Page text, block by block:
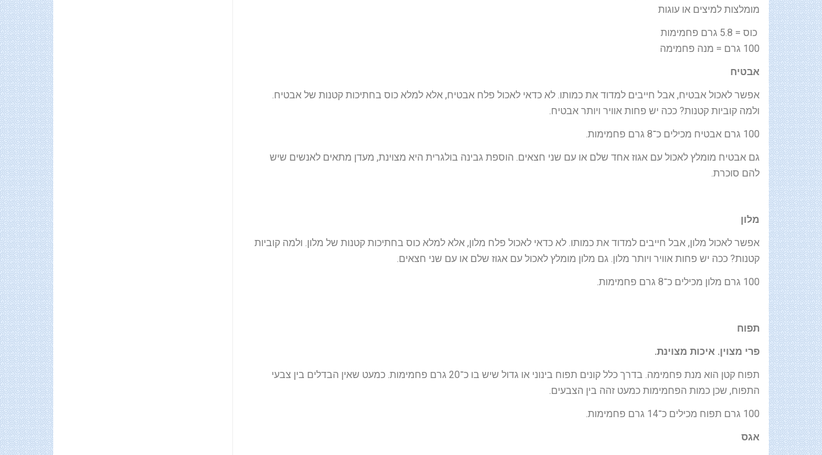
מומלצות למיצים או עוגות
כוס = 5.8 גרם פחמימות
100 גרם = מנה פחמימה
אבטיח
אפשר לאכול אבטיח, אבל חייבים למדוד את כמותו. לא כדאי לאכול פלח אבטיח, אלא למלא כוס בחתיכות קטנות של אבטיח.
ולמה קוביות קטנות? ככה יש פחות אוויר ויותר אבטיח.
100 גרם אבטיח מכילים כ־8 גרם פחמימות.
גם אבטיח מומלץ לאכול עם אגוז אחד שלם או עם שני חצאים. הוספת גבינה בולגרית היא מצוינת, מעדן מתאים לאנשים שיש
להם סוכרת.
מלון
אפשר לאכול מלון, אבל חייבים למדוד את כמותו. לא כדאי לאכול פלח מלון, אלא למלא כוס בחתיכות קטנות של מלון. ולמה קוביות
קטנות? ככה יש פחות אוויר ויותר מלון. גם מלון מומלץ לאכול עם אגוז שלם או עם שני חצאים.
100 גרם מלון מכילים כ־8 גרם פחמימות.
תפוח
פרי מצוין. איכות מצוינת.
תפוח קטן הוא מנת פחמימה. בדרך כלל קונים תפוח בינוני או גדול שיש בו כ־20 גרם פחמימות. כמעט שאין הבדלים בין צבעי
התפוח, שכן כמות הפחמימות כמעט זהה בין הצבעים.
100 גרם תפוח מכילים כ־14 גרם פחמימות.
אגס